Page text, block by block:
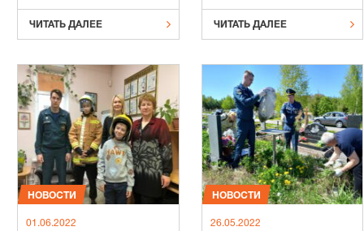
ЧИТАТЬ ДАЛЕЕ  ЧИТАТЬ ДАЛЕЕ 
НОВОСТИ
01.06.2022
НОВОСТИ
26.05.2022